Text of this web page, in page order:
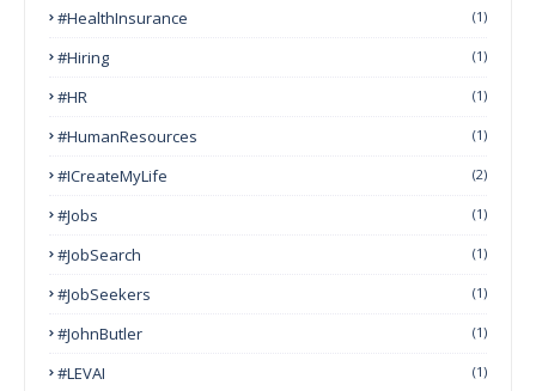
#HealthInsurance (1)
#Hiring (1)
#HR (1)
#HumanResources (1)
#ICreateMyLife (2)
#Jobs (1)
#JobSearch (1)
#JobSeekers (1)
#JohnButler (1)
#LEVAI (1)